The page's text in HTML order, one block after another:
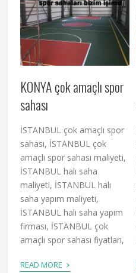
KONYA çok amaçlı spor
sahası
İSTANBUL çok amaçlı spor
sahası, İSTANBUL çok
amaçlı spor sahası maliyeti,
İSTANBUL halı saha
maliyeti, İSTANBUL halı
saha yapım maliyeti,
İSTANBUL halı saha yapım
firması, İSTANBUL çok
amaçlı spor sahası fiyatları,
READ MORE ›